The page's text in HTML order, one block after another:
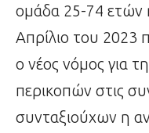
ομάδα 25-74 ετών
Απρίλιο του 2023
ο νέος νόμος για
περικοπών στις
συνταξιούχων η